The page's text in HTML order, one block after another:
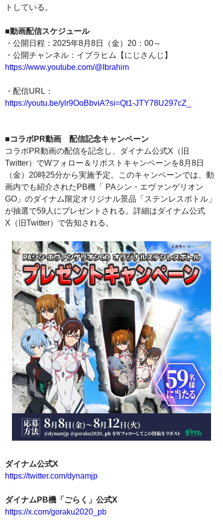
トしている。
■動画配信スケジュール
・公開日程：2025年8月8日（金）20：00～
・公開チャンネル：イブラヒム【にじさんじ】
https://www.youtube.com/@Ibrahim
・配信URL：
https://youtu.be/ylr9OoBbviA?si=Qt1-JTY78U297cZ_
■コラボPR動画 配信記念キャンペーン
コラボPR動画の配信を記念し、ダイナム公式X（旧
Twitter）でWフォロー＆リポストキャンペーンを8月8日
（金）20時25分から実施予定。このキャンペーンでは、動
画内でも紹介されたPB機「 PAシン・エヴァンゲリオン
GO」のダイナム限定オリジナル景品「ステンレスボトル」
が抽選で59人にプレゼントされる。詳細はダイナム公式
X（旧Twitter）で告知される。
ダイナム公式X
https://twitter.com/dynamjp
ダイナムPB機「ごらく」公式X
https://x.com/goraku2020_pb